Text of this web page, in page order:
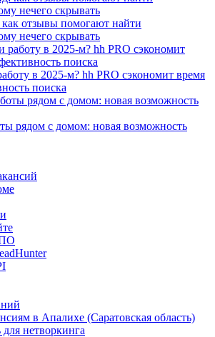
как отзывы помогают найти
нечего скрывать
в 2025-м? hh PRO сэкономит время
поиска
рядом с домом: новая возможность
ПО
в Апалихе (Саратовская область)
для нетворкинга